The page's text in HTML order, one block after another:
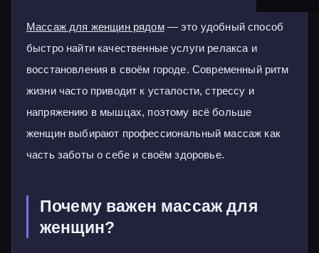
Массаж для женщин рядом— это удобный способ
быстро найти качественные услуги релакса и
восстановления в своём городе. Современный ритм
жизни часто приводит к усталости, стрессу и
напряжению в мышцах, поэтому всё больше
женщин выбирают профессиональный массаж как
часть заботы о себе и своём здоровье.
Почему важен массаж для
женщин?